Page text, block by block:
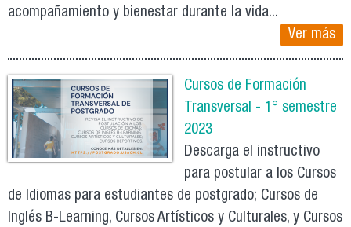
acompañamiento y bienestar durante la vida...
Ver más
Cursos de Formación
Transversal - 1° semestre
2023
Descarga el instructivo
para postular a los Cursos
de Idiomas para estudiantes de postgrado; Cursos de
Inglés B-Learning, Cursos Artísticos y Culturales, y Cursos